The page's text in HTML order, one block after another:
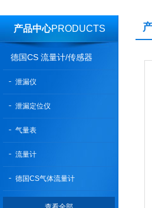
产品中心PRODUCTS
德国CS 流量计/传感器
泄漏仪
泄漏定位仪
气量表
流量计
德国CS气体流量计